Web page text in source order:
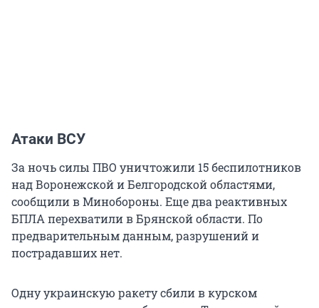
Атаки ВСУ
За ночь силы ПВО уничтожили 15 беспилотников
над Воронежской и Белгородской областями,
сообщили в Минобороны. Еще два реактивных
БПЛА перехватили в Брянской области. По
предварительным данным, разрушений и
пострадавших нет.
Одну украинскую ракету сбили в курском